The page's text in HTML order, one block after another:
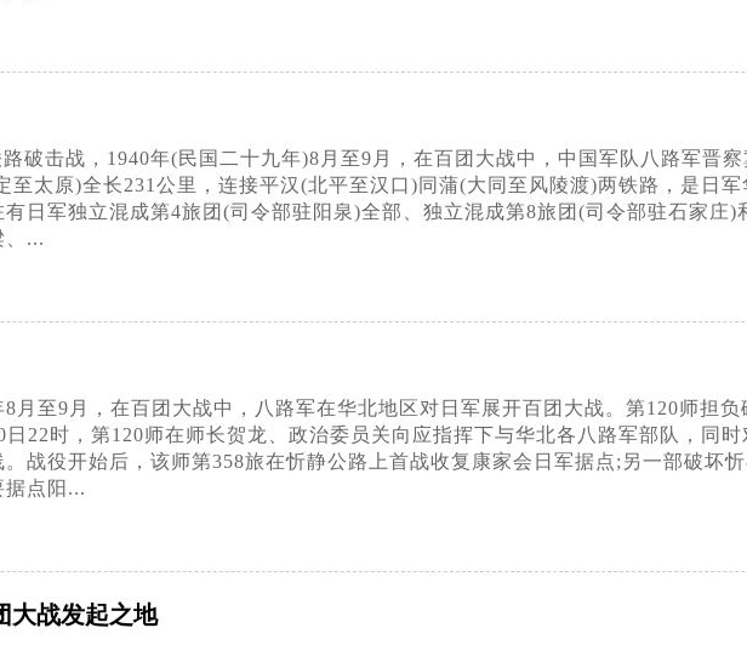
路破击战，1940年(民国二十九年)8月至9月，在百团大战中，中国军队八路军晋
至太原)全长231公里，连接平汉(北平至汉口)同蒲(大同至风陵渡)两铁路，是日
有日军独立混成第4旅团(司令部驻阳泉)全部、独立混成第8旅团(司令部驻石家
、...
8月至9月，在百团大战中，八路军在华北地区对日军展开百团大战。第120师担
日22时，第120师在师长贺龙、政治委员关向应指挥下与华北各八路军部队，同
。战役开始后，该师第358旅在忻静公路上首战收复康家会日军据点;另一部破坏
据点阳...
大战发起之地